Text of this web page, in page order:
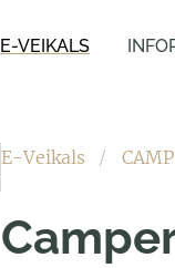
E-VEIKALS
E-Veikals